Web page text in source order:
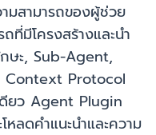
สามารถของผู้ช่วย
ที่มีโครงสร้างและนำ
ษะ, Sub-Agent,
Context Protocol
ดียว Agent Plugin
ลดคำแนะนำและความ